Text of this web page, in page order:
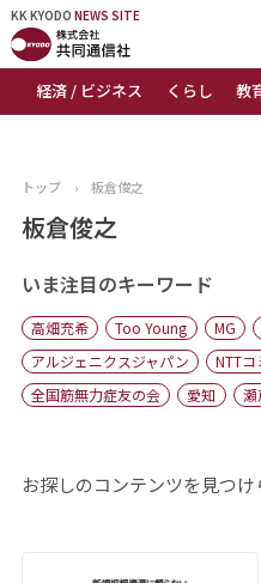
KK KYODO NEWS SITE
経済 / ビジネス くらし 教
KK KYODONEWS SITE
トップページ
ニュース
おすすめコンテンツ
出版物
会社概要
トップ › 板倉俊之
板倉俊之
いま注目のキーワード
高畑充希 Too Young MG
アルジェニクスジャパン
NTT
全国筋無力症友の会
愛知 瀬
お探しのコンテンツを見つけ